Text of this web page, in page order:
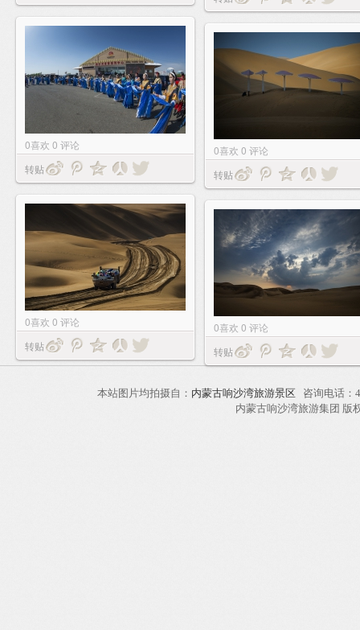
0喜欢 0 评论
转贴
0喜欢 0 评论
转贴
0喜欢 0 评论
转贴
0喜欢 0 评论
转贴
本站图片均拍摄自： 内蒙古响沙湾旅游景区 咨询电话
内蒙古响沙湾旅游集团